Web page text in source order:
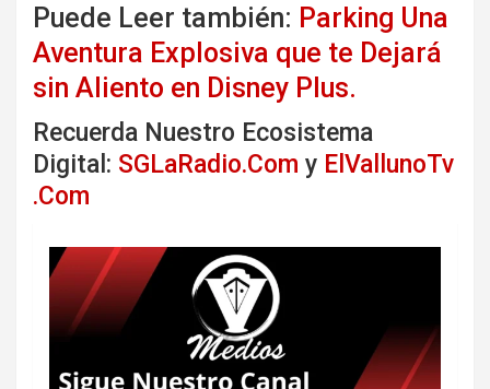
Puede Leer también: Parking Una
Aventura Explosiva que te Dejará
sin Aliento en Disney Plus.
Recuerda Nuestro Ecosistema
Digital: SGLaRadio.Com y ElVallunoTv
.Com